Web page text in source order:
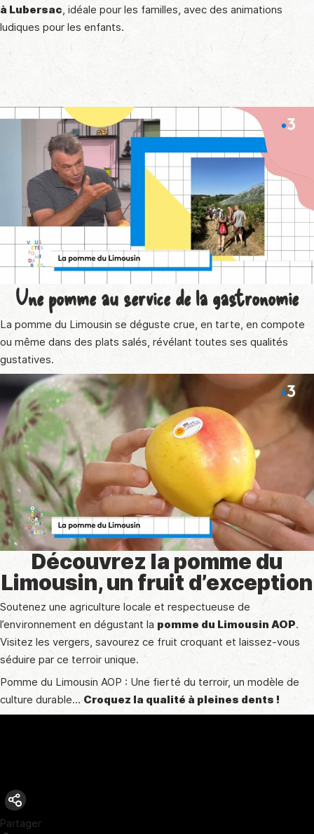
à Lubersac, idéale pour les familles, avec des animations
ludiques pour les enfants.
Une pomme au service de la gastronomie
La pomme du Limousin se déguste crue, en tarte, en compote
ou même dans des plats salés, révélant toutes ses qualités
gustatives.
Découvrez la pomme du
Limousin, un fruit d’exception
Soutenez une agriculture locale et respectueuse de
l’environnement en dégustant la pomme du Limousin AOP.
Visitez les vergers, savourez ce fruit croquant et laissez-vous
séduire par ce terroir unique.
Pomme du Limousin AOP : Une fierté du terroir, un modèle de
culture durable… Croquez la qualité à pleines dents !
Partager